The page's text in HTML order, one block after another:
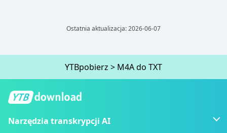
Ostatnia aktualizacja: 2026-06-07
YTBpobierz > M4A do TXT
Narzędzia transkrypcji AI